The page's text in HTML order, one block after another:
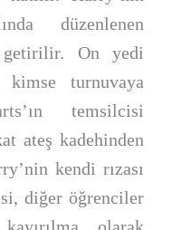
düzenlenen
getirilir. On yedi
kimse turnuvaya
temsilcisi
ateş kadehinden
kendi rızası
diğer öğrenciler